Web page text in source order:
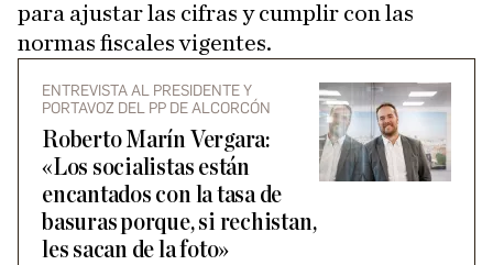
para ajustar las cifras y cumplir con las
normas fiscales vigentes.
ENTREVISTA AL PRESIDENTE Y
PORTAVOZ DEL PP DE ALCORCÓN
Roberto Marín Vergara:
«Los socialistas están
encantados con la tasa de
basuras porque, si rechistan,
les sacan de la foto»